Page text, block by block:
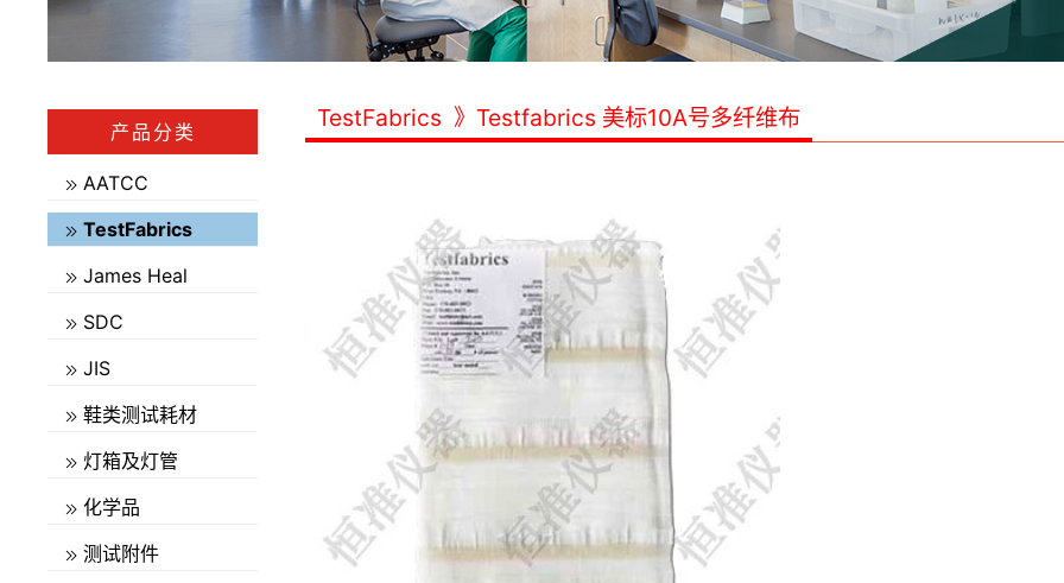
产品分类
AATCC
TestFabrics
James Heal
SDC
JIS
鞋类测试耗材
灯箱及灯管
化学品
测试附件
TestFabrics 》Testfabrics 美标10A号多纤维布